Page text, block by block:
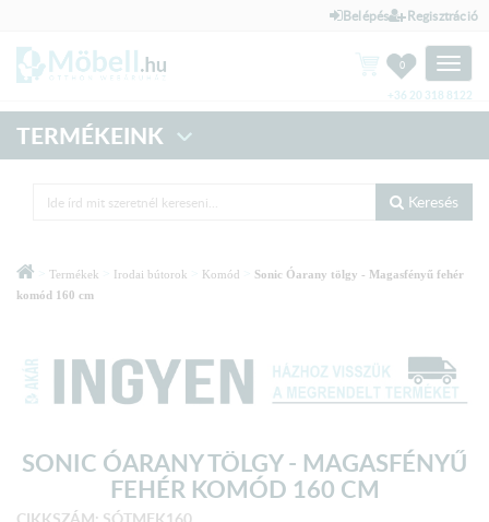
Belépés Regisztráció
Toggle
0
+36 20 318 8122
TERMÉKEINK
Keresés
Termékek Irodai bútorok Komód
Sonic Óarany tölgy - Magasfényű fehér
komód 160 cm
SONIC ÓARANY TÖLGY - MAGASFÉNYŰ
FEHÉR KOMÓD 160 CM